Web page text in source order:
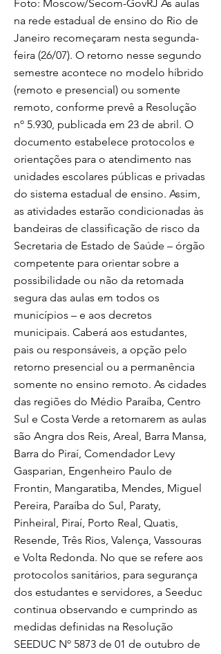
Foto: Moscow/Secom-GovRJ As aulas
na rede estadual de ensino do Rio de
Janeiro recomeçaram nesta segunda-
feira (26/07). O retorno nesse segundo
semestre acontece no modelo híbrido
(remoto e presencial) ou somente
remoto, conforme prevê a Resolução
nº 5.930, publicada em 23 de abril. O
documento estabelece protocolos e
orientações para o atendimento nas
unidades escolares públicas e privadas
do sistema estadual de ensino. Assim,
as atividades estarão condicionadas às
bandeiras de classificação de risco da
Secretaria de Estado de Saúde – órgão
competente para orientar sobre a
possibilidade ou não da retomada
segura das aulas em todos os
municípios – e aos decretos
municipais. Caberá aos estudantes,
pais ou responsáveis, a opção pelo
retorno presencial ou a permanência
somente no ensino remoto. As cidades
das regiões do Médio Paraíba, Centro
Sul e Costa Verde a retomarem as aulas
são Angra dos Reis, Areal, Barra Mansa,
Barra do Piraí, Comendador Levy
Gasparian, Engenheiro Paulo de
Frontin, Mangaratiba, Mendes, Miguel
Pereira, Paraíba do Sul, Paraty,
Pinheiral, Piraí, Porto Real, Quatis,
Resende, Três Rios, Valença, Vassouras
e Volta Redonda. No que se refere aos
protocolos sanitários, para segurança
dos estudantes e servidores, a Seeduc
continua observando e cumprindo as
medidas definidas na Resolução
SEEDUC Nº 5873 de 01 de outubro de